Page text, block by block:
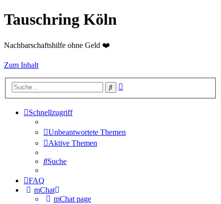
Tauschring Köln
Nachbarschaftshilfe ohne Geld ❤️
Zum Inhalt
Suche
Schnellzugriff
Unbeantwortete Themen
Aktive Themen
Suche
FAQ
mChat
mChat page